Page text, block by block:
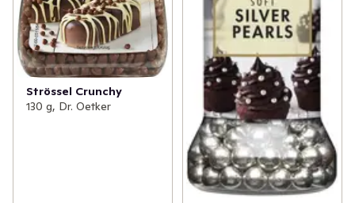
Strössel Crunchy
130 g, Dr. Oetker